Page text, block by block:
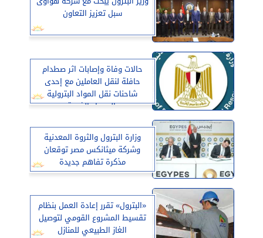
سبل تعزيز التعاون
حالات وفاة وإصابات اثر صطدام
حافلة لنقل العاملين مع إحدى
شاحنات نقل المواد البترولية
بالصحراء الغربية
وزارة البترول والثروة المعدنية
وشركة ميثانكس مصر توقعان
مذكرة تفاهم جديدة
«البترول» تقرر إعادة العمل بنظام
تقسيط المشروع القومي لتوصيل
الغاز الطبيعي للمنازل